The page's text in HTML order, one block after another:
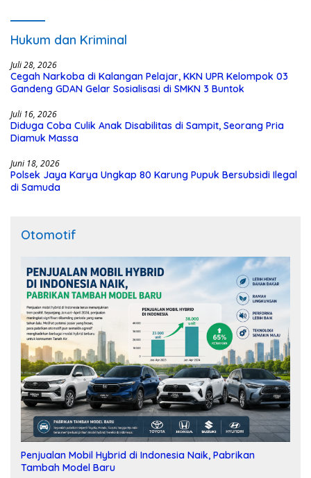
Hukum dan Kriminal
Juli 28, 2026
Cegah Narkoba di Kalangan Pelajar, KKN UPR Kelompok 03
Gandeng GDAN Gelar Sosialisasi di SMKN 3 Buntok
Juli 16, 2026
Diduga Coba Culik Anak Disabilitas di Sampit, Seorang Pria
Diamuk Massa
Juni 18, 2026
Polsek Jaya Karya Ungkap 80 Karung Pupuk Bersubsidi Ilegal
di Samuda
Otomotif
Penjualan Mobil Hybrid di Indonesia Naik, Pabrikan
Tambah Model Baru